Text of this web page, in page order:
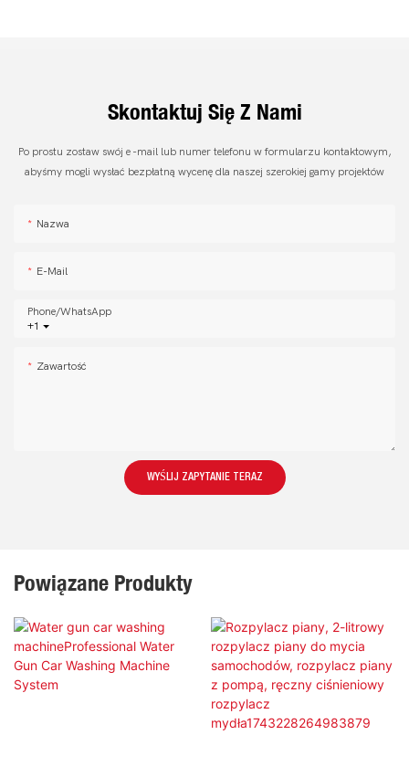
Skontaktuj Się Z Nami
Po prostu zostaw swój e -mail lub numer telefonu w formularzu kontaktowym,
abyśmy mogli wysłać bezpłatną wycenę dla naszej szerokiej gamy projektów
Nazwa
E-Mail
+1
Phone/whatsApp
Zawartość
WYŚLIJ ZAPYTANIE TERAZ
Powiązane Produkty